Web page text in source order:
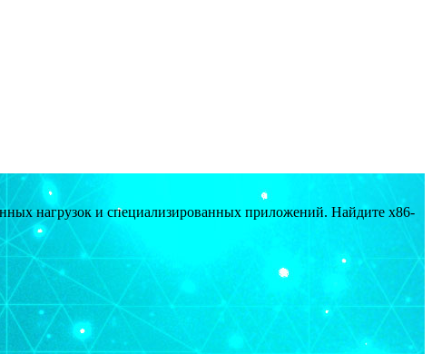
нагрузок и специализированных приложений. Найдите x86-